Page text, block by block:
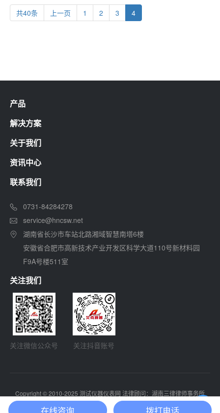
共40条 上一页 1 2 3 4
产品
解决方案
关于我们
资讯中心
联系我们
0731-84284278
service@hncsw.net
湖南省长沙市车站北路湘域智慧南塔6楼
安徽省合肥市高新技术产业开发区科学大道110号新材料园
F9A号楼511室
关注我们
关注微信公众号 关注抖音账号
Copyright © 2010-2025 测试仪器仪表网 法律顾问：湖南三律律师事务所
湘ICP备13003126号-1
在线咨询 拨打电话